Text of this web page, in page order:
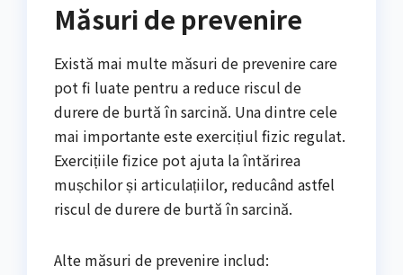
Măsuri de prevenire
Există mai multe măsuri de prevenire care
pot fi luate pentru a reduce riscul de
durere de burtă în sarcină. Una dintre cele
mai importante este exercițiul fizic regulat.
Exercițiile fizice pot ajuta la întărirea
mușchilor și articulațiilor, reducând astfel
riscul de durere de burtă în sarcină.
Alte măsuri de prevenire includ: